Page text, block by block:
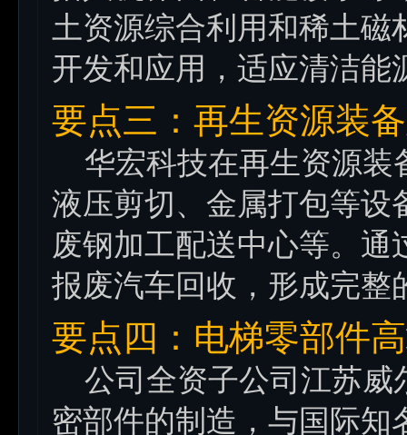
土资源综合利用和稀土
开发和应用，适应清洁能
要点三：再生资源装
华宏科技在再生资源装
液压剪切、金属打包等设
废钢加工配送中心等。
报废汽车回收，形成完整
要点四：电梯零部件
公司全资子公司江苏威
密部件的制造，与国际知